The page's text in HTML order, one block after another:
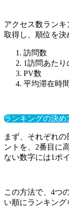
アクセス数ランキ
取得し、順位を決
訪問数
1訪問あたり
PV数
平均滞在時間
ランキングの決め
まず、それぞれ
ントを、2番目に
ない数字には1ポ
この方法で、4つ
い順にランキング